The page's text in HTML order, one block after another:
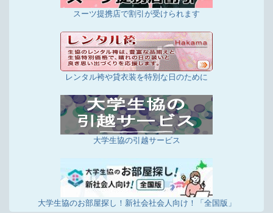
15日集計分」を掲載しました
事務用品、日用品などは、大学生協ウイズカウネッ
トをご利用ください。
2/16更新
店舗投稿版ひとことカード「2023年1月16日～2月
1/16更新
店舗投稿版ひとことカード「2023年12月16日～1
月15日集計分」を掲載しました
事務用品、日用品などは、大学生協ウイズカウネッ
トをご利用ください。
12/16更新
店舗投稿版ひとことカード「2022年版2021年12月
スーツ提携店で割引が受けられます
レンタル袴や貸衣装を特別な日のために
大学生協の引越サービス
大学生協のお部屋探し！新社会社会人向け！「全国版」